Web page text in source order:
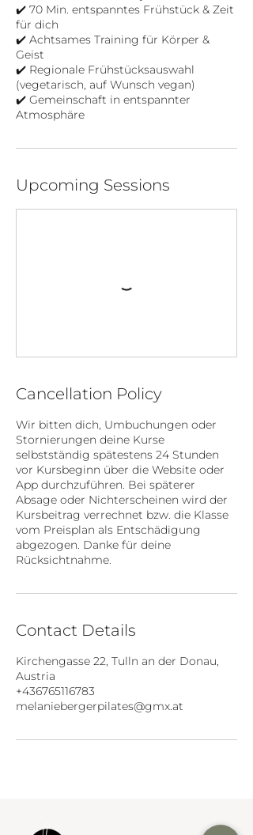
✔️ 70 Min. entspanntes Frühstück & Zeit
für dich
✔️ Achtsames Training für Körper &
Geist
✔️ Regionale Frühstücksauswahl
(vegetarisch, auf Wunsch vegan)
✔️ Gemeinschaft in entspannter
Upcoming Sessions
Cancellation Policy
Wir bitten dich, Umbuchungen oder
Stornierungen deine Kurse
selbstständig spätestens 24 Stunden
vor Kursbeginn über die Website oder
App durchzuführen. Bei späterer
Absage oder Nichterscheinen wird der
Kursbeitrag verrechnet bzw. die Klasse
vom Preisplan als Entschädigung
abgezogen. Danke für deine
Rücksichtnahme.
Contact Details
Kirchengasse 22, Tulln an der Donau,
Austria
+436765116783
melaniebergerpilates@gmx.at